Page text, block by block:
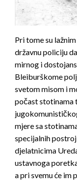
Pri tome su
državnu policiju
mirnog i
Bleiburškome
svetom misom i
počast stotinama
mjere sa
specijalnih
djelatnicima
ustavnoga
a pri svemu će im